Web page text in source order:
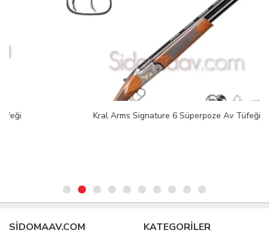
Kral Arms Signature 6 Süperpoze Av Tüfeği
SIDOMAAV.COM KATEGORİLER